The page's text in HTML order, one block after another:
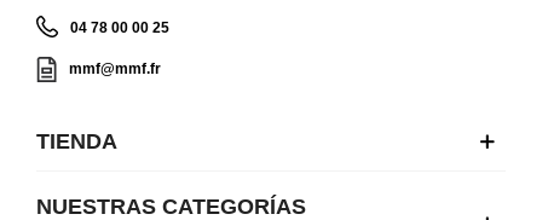
04 78 00 00 25
mmf@mmf.fr
TIENDA
NUESTRAS CATEGORÍAS